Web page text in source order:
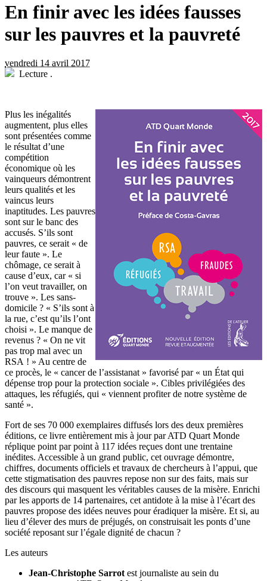
En finir avec les idées fausses
sur les pauvres et la pauvreté
vendredi 14 avril 2017
Lecture .
Plus les inégalités
augmentent, plus elles
sont présentées comme
le résultat d’une
compétition
économique où les
vainqueurs démontrent
leurs qualités et les
vaincus leurs
inaptitudes. Les pauvres
sont sur le banc des
accusés. S’ils sont
pauvres, ce serait « de
leur faute ». Le
chômage, ce serait à
cause d’eux, car « si
l’on veut travailler, on
trouve ». Les sans-
domicile ? « S’ils sont à
la rue, c’est qu’ils l’ont
choisi ». Le manque de
revenus ? « On ne vit
pas trop mal avec un
RSA ! » Au centre de
ce procès, le « cancer de l’assistanat » favorisé par « un État qui
dépense trop pour la protection sociale ». Cibles privilégiées des
attaques, les réfugiés, qui « viennent profiter de notre système de
santé ».
Fort de ses 70 000 exemplaires diffusés lors des deux premières
éditions, ce livre entièrement mis à jour par ATD Quart Monde
réplique point par point à 117 idées reçues dont une trentaine
inédites. Accessible à un grand public, cet ouvrage démontre,
chiffres, documents officiels et travaux de chercheurs à l’appui, que
cette stigmatisation des pauvres repose non sur des faits, mais sur
des discours qui masquent les véritables causes de la misère. Enrichi
par les apports de 14 partenaires, cet antidote à la mise à l’écart des
pauvres propose des idées neuves pour éradiquer la misère. Et si, au
lieu d’élever des murs de préjugés, on construisait les ponts d’une
société reposant sur l’égale dignité de chacun ?
Les auteurs
Jean-Christophe Sarrot est journaliste au sein du